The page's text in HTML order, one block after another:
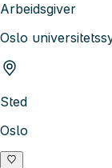
Arbeidsgiver
Oslo
Sted
Oslo